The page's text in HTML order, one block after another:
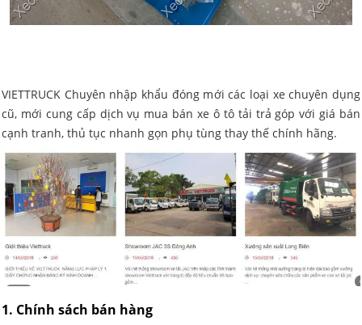
VIETTRUCK Chuyên nhập khẩu đóng mới các loại xe chuyên dụng
cũ, mới cung cấp dịch vụ mua bán xe ô tô tải trả góp với giá bán
cạnh tranh, thủ tục nhanh gọn phụ tùng thay thế chính hãng.
1. Chính sách bán hàng